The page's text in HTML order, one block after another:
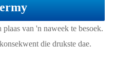
van 'n naweek te besoek.
die drukste dae.